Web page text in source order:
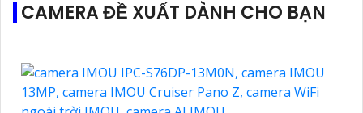
CAMERA ĐỀ XUẤT DÀNH CHO BẠN